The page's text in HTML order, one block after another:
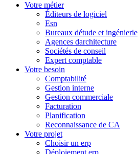
Votre métier
Éditeurs de logiciel
Esn
Bureaux détude et ingénierie
Agences darchitecture
Sociétés de conseil
Expert comptable
Votre besoin
Comptabilité
Gestion interne
Gestion commerciale
Facturation
Planification
Reconnaissance de CA
Votre projet
Choisir un erp
Déploiement erp